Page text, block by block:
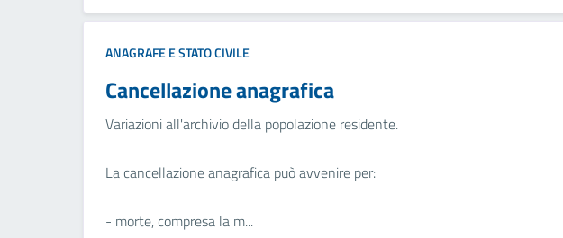
ANAGRAFE E STATO CIVILE
Cancellazione anagrafica
Variazioni all'archivio della popolazione residente.
La cancellazione anagrafica può avvenire per:
- morte, compresa la m...